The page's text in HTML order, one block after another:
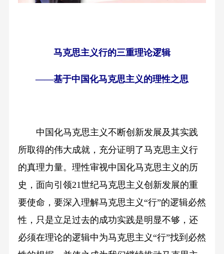
马克思主义行的三重理论逻辑
——基于中国化马克思主义的理性之思
中国化马克思主义不断创新发展及其实践
所取得的伟大成就，充分证明了马克思主义行
的真理力量。理性审视中国化马克思主义的历
史，面向引领21世纪马克思主义创新发展的重
要使命，要深入理解马克思主义“行”的逻辑必然
性，只是立足过去的成功实践是明显不够，还
必须在理论的逻辑中为马克思主义“行”找到必然